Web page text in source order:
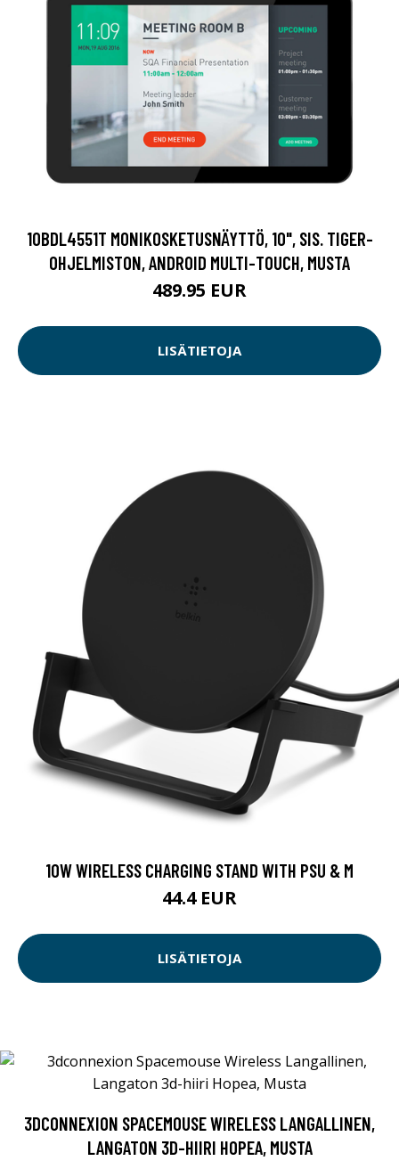
10BDL4551T MONIKOSKETUSNÄYTTÖ, 10", SIS. TIGER-
OHJELMISTON, ANDROID MULTI-TOUCH, MUSTA
489.95 EUR
LISÄTIETOJA
10W WIRELESS CHARGING STAND WITH PSU & M
44.4 EUR
LISÄTIETOJA
3DCONNEXION SPACEMOUSE WIRELESS LANGALLINEN,
LANGATON 3D-HIIRI HOPEA, MUSTA